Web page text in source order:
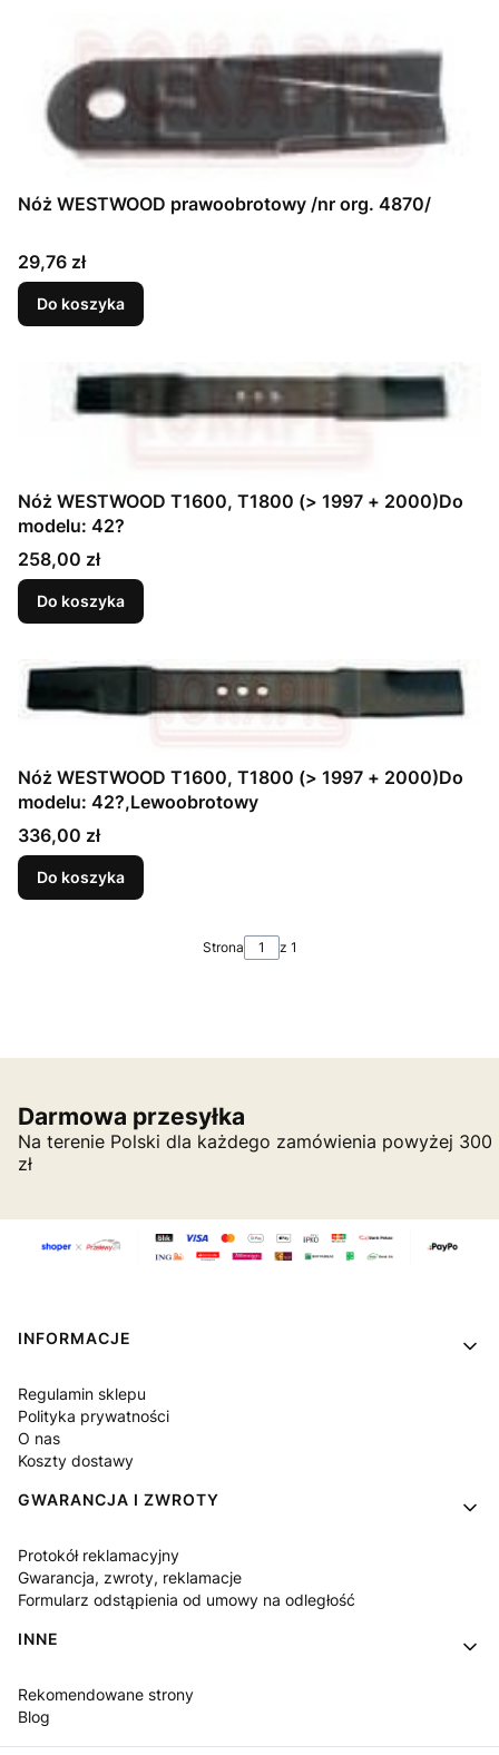
Nóż WESTWOOD prawoobrotowy /nr org. 4870/
Cena
29,76 zł
Do koszyka
Nóż WESTWOOD T1600, T1800 (> 1997 + 2000)Do
modelu: 42?
Cena
258,00 zł
Do koszyka
Nóż WESTWOOD T1600, T1800 (> 1997 + 2000)Do
modelu: 42?,Lewoobrotowy
Cena
336,00 zł
Do koszyka
Strona z 1
Darmowa przesyłka
Na terenie Polski dla każdego zamówienia powyżej 300
zł
Linki w stopce
INFORMACJE
Regulamin sklepu
Polityka prywatności
O nas
Koszty dostawy
GWARANCJA I ZWROTY
Protokół reklamacyjny
Gwarancja, zwroty, reklamacje
Formularz odstąpienia od umowy na odległość
INNE
Rekomendowane strony
Blog